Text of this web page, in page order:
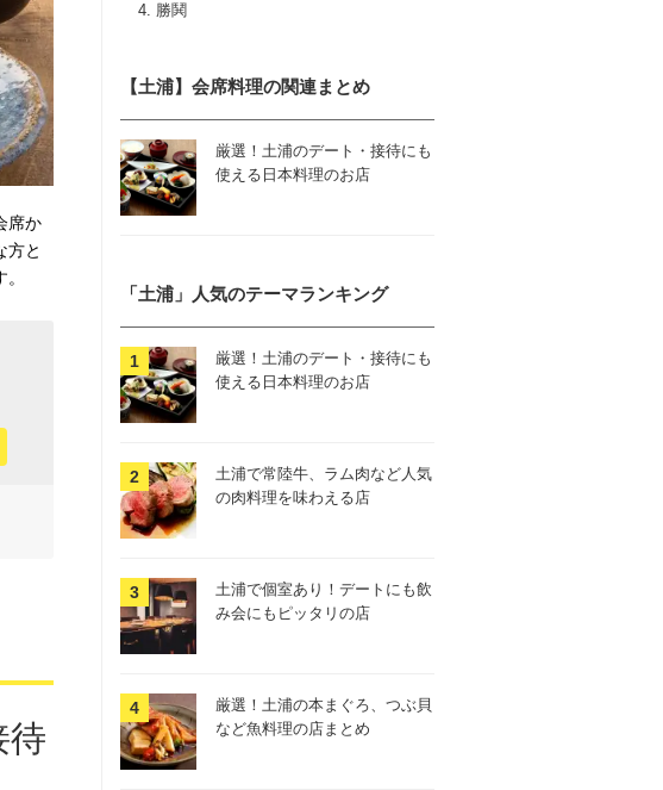
勝鬨
席か
方と
待
【土浦】会席料理の関連まとめ
厳選！土浦のデート・接待にも
使える日本料理のお店
「土浦」人気のテーマランキング
厳選！土浦のデート・接待にも
使える日本料理のお店
土浦で常陸牛、ラム肉など人気
の肉料理を味わえる店
土浦で個室あり！デートにも飲
み会にもピッタリの店
厳選！土浦の本まぐろ、つぶ貝
など魚料理の店まとめ